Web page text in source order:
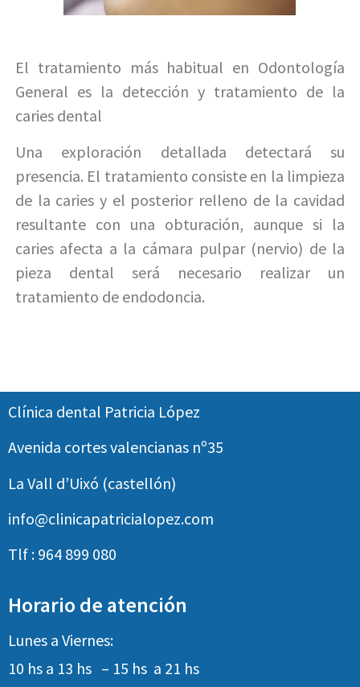
El tratamiento más habitual en Odontología
General es la detección y tratamiento de la
caries dental
Una exploración detallada detectará su
presencia. El tratamiento consiste en la limpieza
de la caries y el posterior relleno de la cavidad
resultante con una obturación, aunque si la
caries afecta a la cámara pulpar (nervio) de la
pieza dental será necesario realizar un
tratamiento de endodoncia.
Clínica dental Patricia López
Avenida cortes valencianas nº35
La Vall d’Uixó (castellón)
info@clinicapatricialopez.com
Tlf : 964 899 080
Horario de atención
Lunes a Viernes:
10 hs a 13 hs – 15 hs a 21 hs